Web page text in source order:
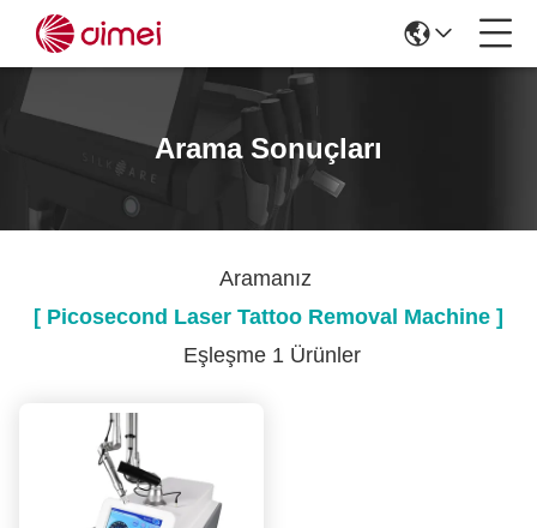
Arama Sonuçları
Aramanız
[ Picosecond Laser Tattoo Removal Machine ]
Eşleşme 1 Ürünler